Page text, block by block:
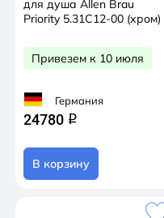
для душа Allen Brau
Priority 5.31C12-00 (хром)
Привезем к 10 июля
Германия
24780 q
В корзину